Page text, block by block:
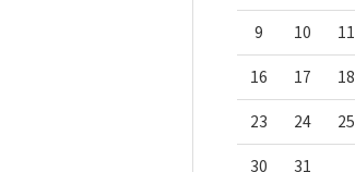
9 10 11
16 17 18
23 24 25
30 31